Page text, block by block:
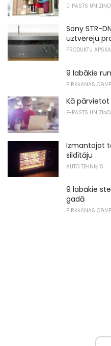
E-PASTS UN
Sony STR-
uztvērēju
PRODUKTU
9 labākie
PIRKŠANAS
Kā pārvietot
E-PASTS UN
Izmantojot
sildītāju
AUTO TEHNIĶIS
9 labākie
gadā
PIRKŠANAS